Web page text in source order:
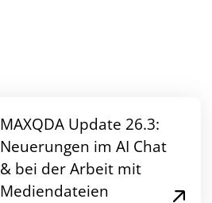
MAXQDA Update 26.3:
Neuerungen im AI Chat
& bei der Arbeit mit
Mediendateien